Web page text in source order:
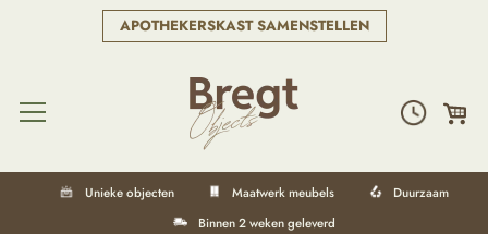
APOTHEKERSKAST SAMENSTELLEN
Unieke objecten Maatwerk meubels
Duurzaam
Binnen 2 weken geleverd